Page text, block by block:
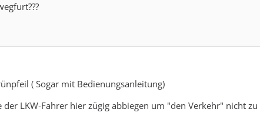
( Sogar mit Bedienungsanleitung)
der LKW-Fahrer hier zügig abbiegen um "den Verkehr" nicht